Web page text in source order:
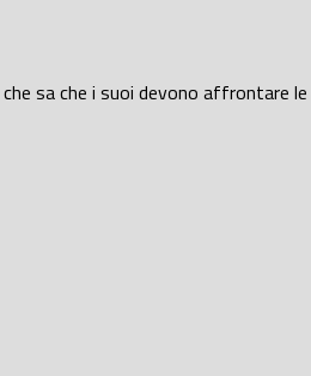
che sa che i suoi devono affrontare le